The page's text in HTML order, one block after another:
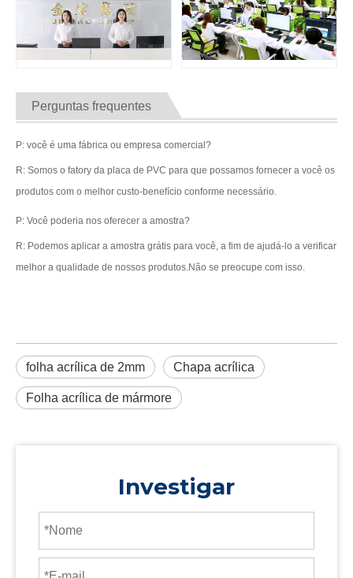
Perguntas frequentes
P: você é uma fábrica ou empresa comercial?
R: Somos o fatory da placa de PVC para que possamos fornecer a você os
produtos com o melhor custo-benefício conforme necessário.
P: Você poderia nos oferecer a amostra?
R: Podemos aplicar a amostra grátis para você, a fim de ajudá-lo a verificar
melhor a qualidade de nossos produtos.Não se preocupe com isso.
folha acrílica de 2mm Chapa acrílica
Folha acrílica de mármore
Investigar